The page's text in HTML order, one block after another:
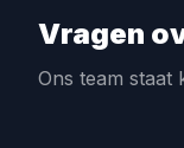
Vragen
Ons team staat